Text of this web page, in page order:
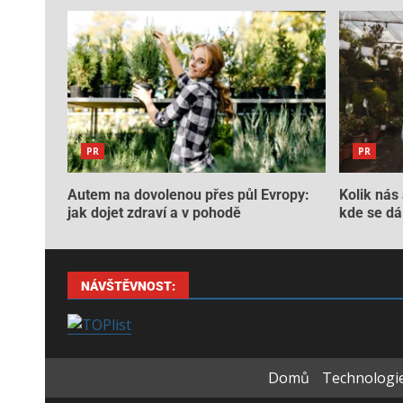
PR
Autem na dovolenou přes půl Evropy:
jak dojet zdraví a v pohodě
PR
Kolik nás
kde se
NÁVŠTĚVNOST:
Domů